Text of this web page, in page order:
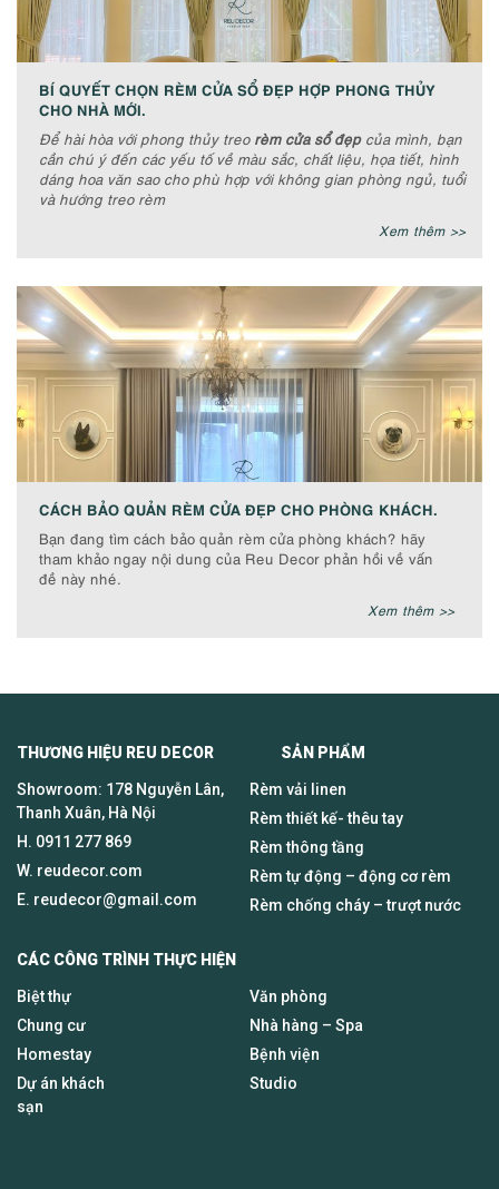
BÍ QUYẾT CHỌN RÈM CỬA SỔ ĐẸP HỢP PHONG THỦY
CHO NHÀ MỚI.
Để hài hòa với phong thủy treo rèm cửa sổ đẹpcủa mình, bạn
cần chú ý đến các yếu tố về màu sắc, chất liệu, họa tiết, hình
dáng hoa văn sao cho phù hợp với không gian phòng ngủ, tuổi
và hướng treo rèm
Xem thêm >>
CÁCH BẢO QUẢN RÈM CỬA ĐẸP CHO PHÒNG KHÁCH.
Bạn đang tìm cách bảo quản rèm cửa phòng khách? hãy
tham khảo ngay nội dung của Reu Decor phản hồi về vấn
đề này nhé.
Xem thêm >>
THƯƠNG HIỆU REU DECOR SẢN PHẨM
Showroom: 178 Nguyễn Lân,
Thanh Xuân, Hà Nội
H. 0911 277 869
W. reudecor.com
E. reudecor@gmail.com
Rèm vải linen
Rèm thiết kế- thêu tay
Rèm thông tầng
Rèm tự động – động cơ rèm
Rèm chống cháy – trượt nước
CÁC CÔNG TRÌNH THỰC HIỆN
Biệt thự
Chung cư
Homestay
Dự án khách
sạn
Văn phòng
Nhà hàng – Spa
Bệnh viện
Studio